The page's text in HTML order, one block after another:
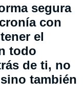
segura
con
el
todo
de ti, no
también